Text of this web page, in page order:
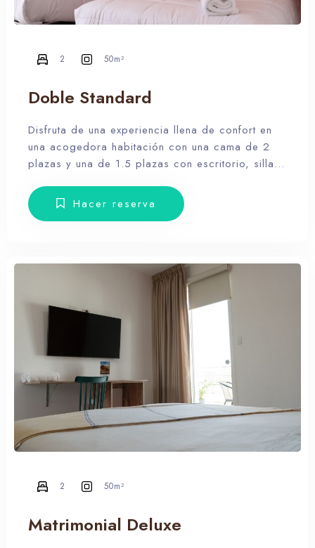
Doble Standard
Disfruta de una experiencia llena de confort en
una acogedora habitación con una cama de 2
plazas y una de 1.5 plazas con escritorio, silla,
2 50m²
Hacer reserva
Matrimonial Deluxe
2 50m²